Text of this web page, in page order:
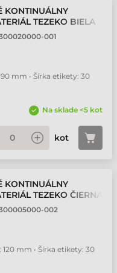
KONTINUÁLNY
TEZEKO BIELA
001
mm • Šírka etikety: 30
Na sklade <5 kot
kot
KONTINUÁLNY
TEZEKO ČIERNA
002
mm • Šírka etikety: 30